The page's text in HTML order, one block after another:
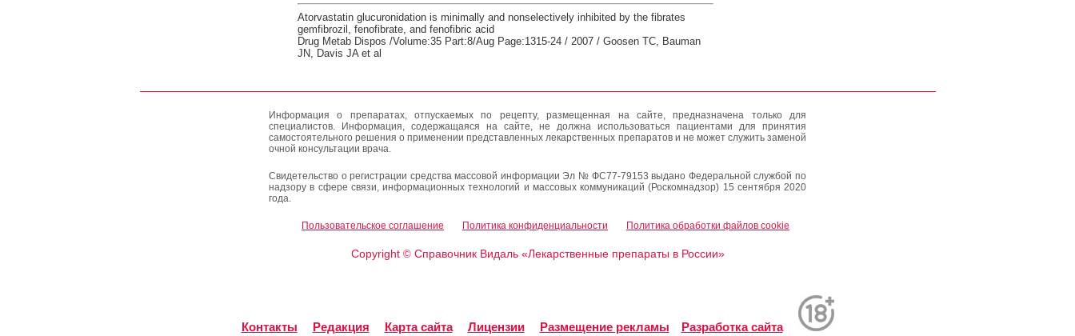
Atorvastatin glucuronidation is minimally and nonselectively inhibited by the fibrates
gemfibrozil, fenofibrate, and fenofibric acid
Drug Metab Dispos /Volume:35 Part:8/Aug Page:1315-24 / 2007 / Goosen TC, Bauman
JN, Davis JA et al
Информация о препаратах, отпускаемых по рецепту, размещенная на сайте, предназначена только для
специалистов. Информация, содержащаяся на сайте, не должна использоваться пациентами для принятия
самостоятельного решения о применении представленных лекарственных препаратов и не может служить заменой
очной консультации врача.
Свидетельство о регистрации средства массовой информации Эл № ФС77-79153 выдано Федеральной службой по
надзору в сфере связи, информационных технологий и массовых коммуникаций (Роскомнадзор) 15 сентября 2020
года.
Пользовательское соглашение Политика конфиденциальности Политика обработки файлов cookie
Copyright ©Справочник Видаль «Лекарственные препараты в России»
Контакты Редакция Карта сайта Лицензии Размещение рекламы Разработка сайта